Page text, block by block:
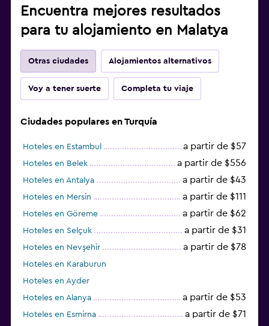
Encuentra mejores resultados
para tu alojamiento en Malatya
Otras ciudades Alojamientos alternativos
Voy a tener suerte Completa tu viaje
Ciudades populares en Turquía
Hoteles en Estambul a partir de $57
Hoteles en Belek a partir de $556
Hoteles en Antalya a partir de $43
Hoteles en Mersin a partir de $111
Hoteles en Göreme a partir de $62
Hoteles en Selçuk a partir de $31
Hoteles en Nevşehir a partir de $78
Hoteles en Karaburun
Hoteles en Ayder
Hoteles en Alanya
a partir de $53
Hoteles en Esmirna a partir de $71